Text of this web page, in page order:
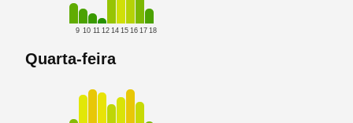
9 10 11 12 14 15 16 17 18
Quarta-feira